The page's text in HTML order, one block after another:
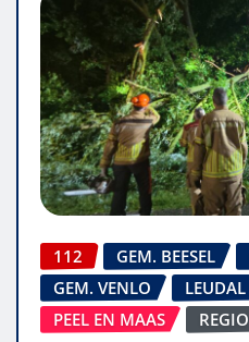
112 GEM. BEESEL
GEM. VENLO
LEUDAL
PEEL EN MAAS
REGIO